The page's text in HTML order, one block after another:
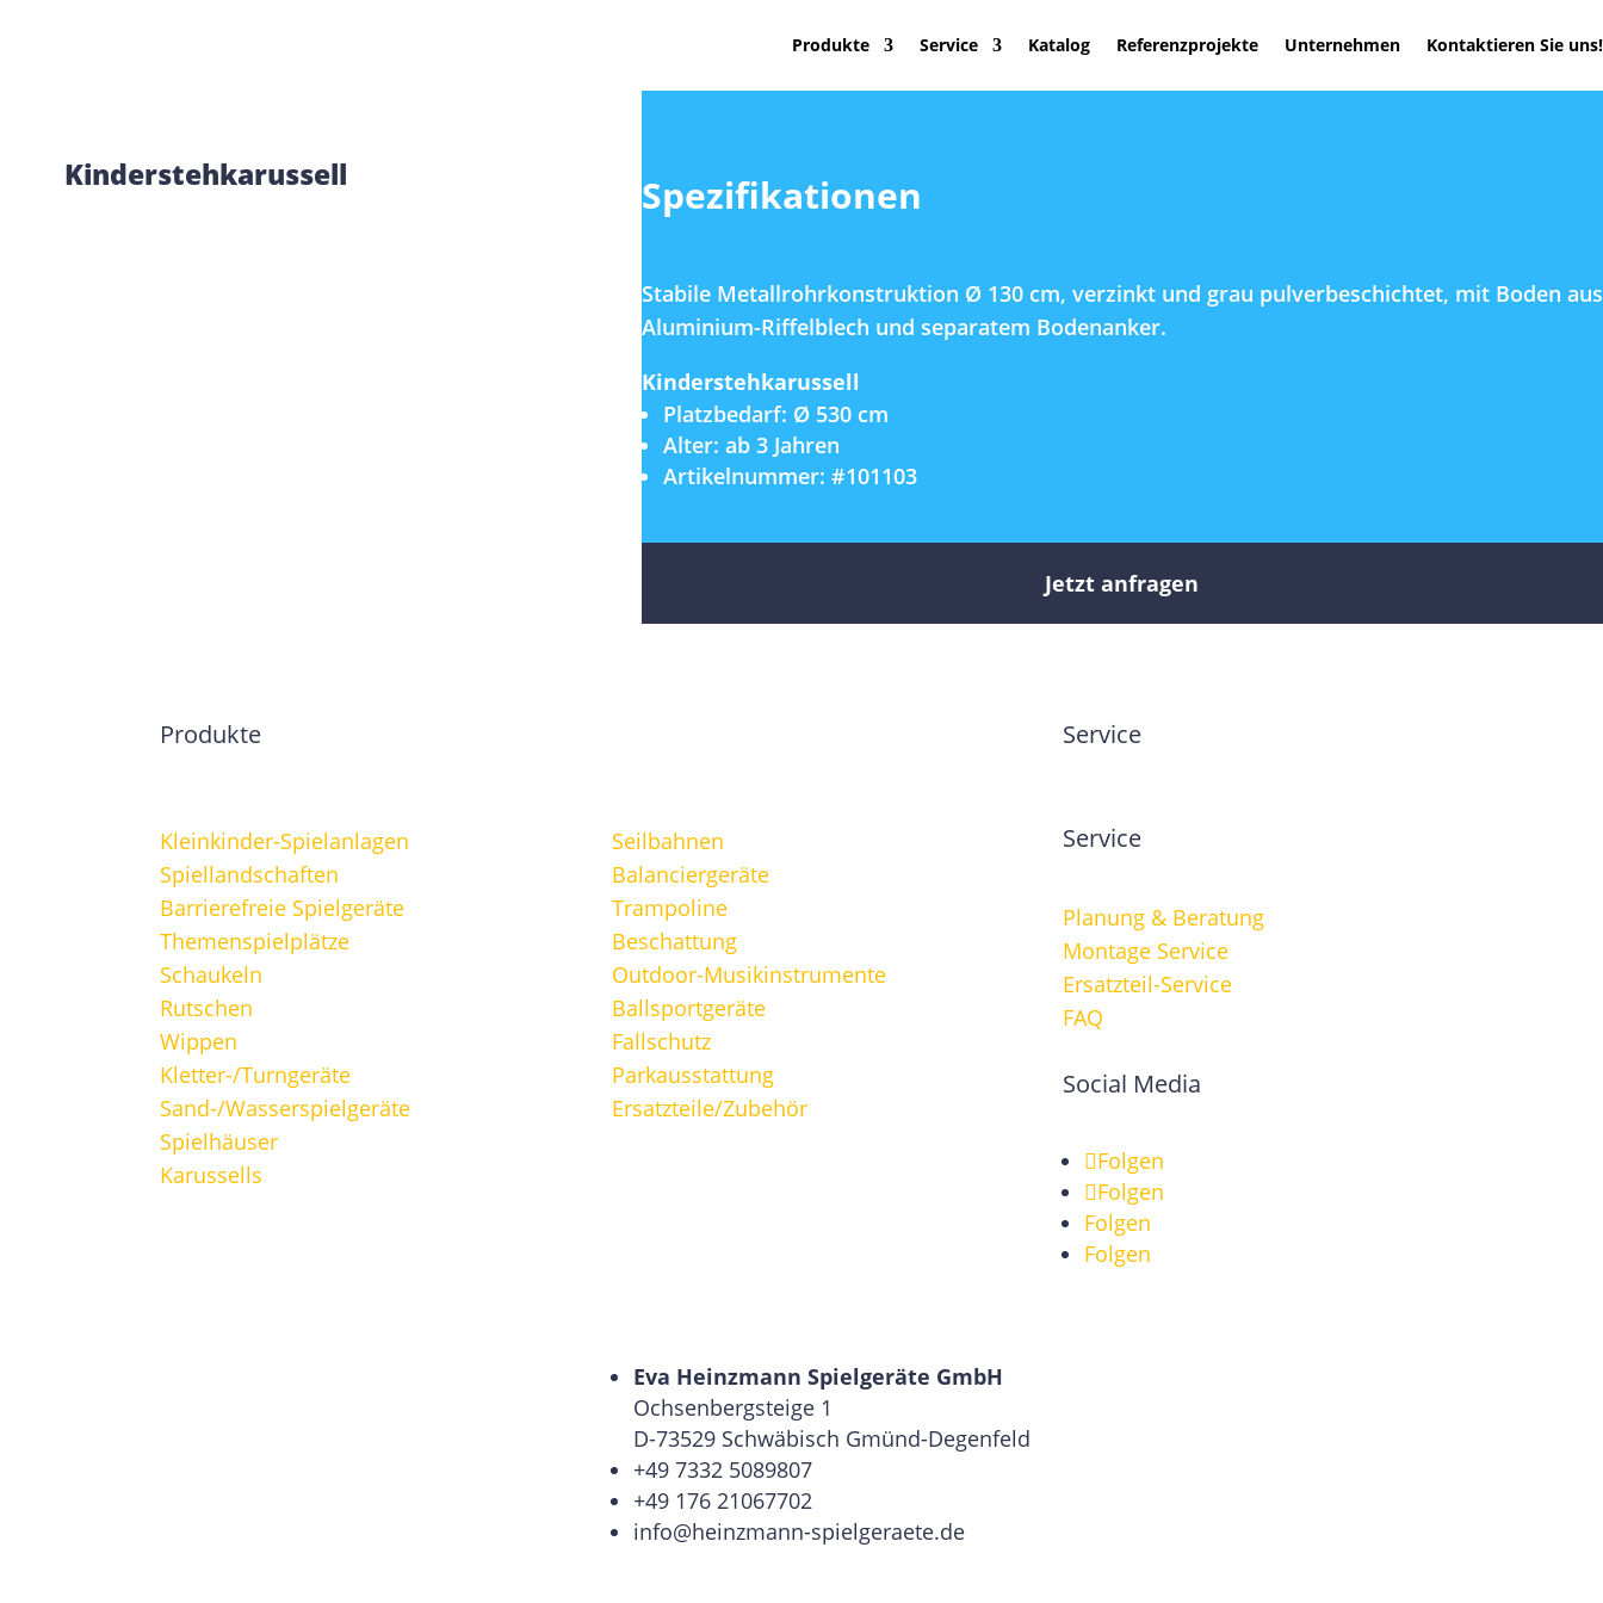
Produkte Service Katalog Referenzprojekte Unternehmen Kontaktieren Sie uns!
Kinderstehkarussell Spezifikationen
Stabile Metallrohrkonstruktion Ø 130 cm, verzinkt und grau pulverbeschichtet, mit Boden aus
Aluminium-Riffelblech und separatem Bodenanker.
Kinderstehkarussell
Platzbedarf: Ø 530 cm
Alter: ab 3 Jahren
Artikelnummer: #101103
Jetzt anfragen
Produkte Service
Kleinkinder-Spielanlagen
Spiellandschaften
Barrierefreie Spielgeräte
Themenspielplätze
Schaukeln
Rutschen
Wippen
Kletter-/Turngeräte
Sand-/Wasserspielgeräte
Spielhäuser
Karussells
Seilbahnen
Balanciergeräte
Trampoline
Beschattung
Outdoor-Musikinstrumente
Ballsportgeräte
Fallschutz
Parkausstattung
Ersatzteile/Zubehör
Service
Planung & Beratung
Montage Service
Ersatzteil-Service
FAQ
Social Media
Folgen
Folgen
Folgen
Folgen
Eva Heinzmann Spielgeräte GmbH
Ochsenbergsteige 1
D-73529 Schwäbisch Gmünd-Degenfeld
+49 7332 5089807
+49 176 21067702
info@heinzmann-spielgeraete.de